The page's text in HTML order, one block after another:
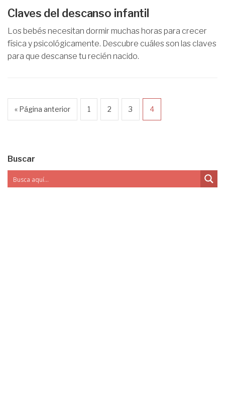
Claves del descanso infantil
Los bebés necesitan dormir muchas horas para crecer
física y psicológicamente. Descubre cuáles son las claves
para que descanse tu recién nacido.
« Página anterior 1 2 3 4
Buscar